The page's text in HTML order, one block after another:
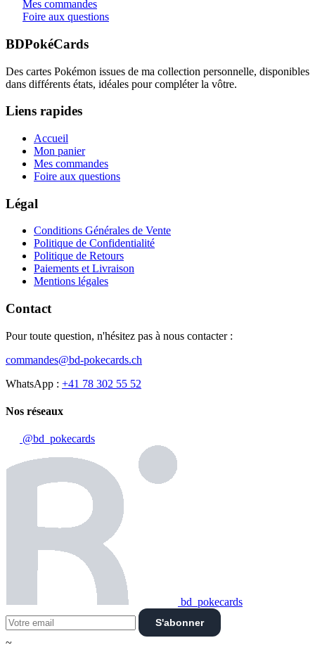
Mes commandes
Foire aux questions
BDPokéCards
Des cartes Pokémon issues de ma collection personnelle, disponibles
dans différents états, idéales pour compléter la vôtre.
Liens rapides
Accueil
Mon panier
Mes commandes
Foire aux questions
Légal
Conditions Générales de Vente
Politique de Confidentialité
Politique de Retours
Paiements et Livraison
Mentions légales
Contact
Pour toute question, n'hésitez pas à nous contacter :
commandes@bd-pokecards.ch
WhatsApp : +41 78 302 55 52
Nos réseaux
@bd_pokecards
bd_pokecards
S'abonner